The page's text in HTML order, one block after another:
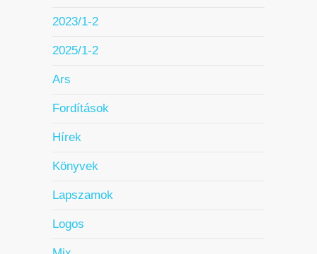
2023/1-2
2025/1-2
Ars
Fordítások
Hírek
Könyvek
Lapszamok
Logos